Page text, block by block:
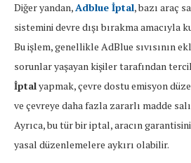
Diğer yandan,Adblue İptal, bazı araç
sistemini devre dışı bırakma amacıyla
Bu işlem, genellikle AdBlue sıvısının
sorunlar yaşayan kişiler tarafından
İptalyapmak, çevre dostu emisyon
ve çevreye daha fazla zararlı madde
Ayrıca, bu tür bir iptal, aracın
yasal düzenlemelere aykırı olabilir.